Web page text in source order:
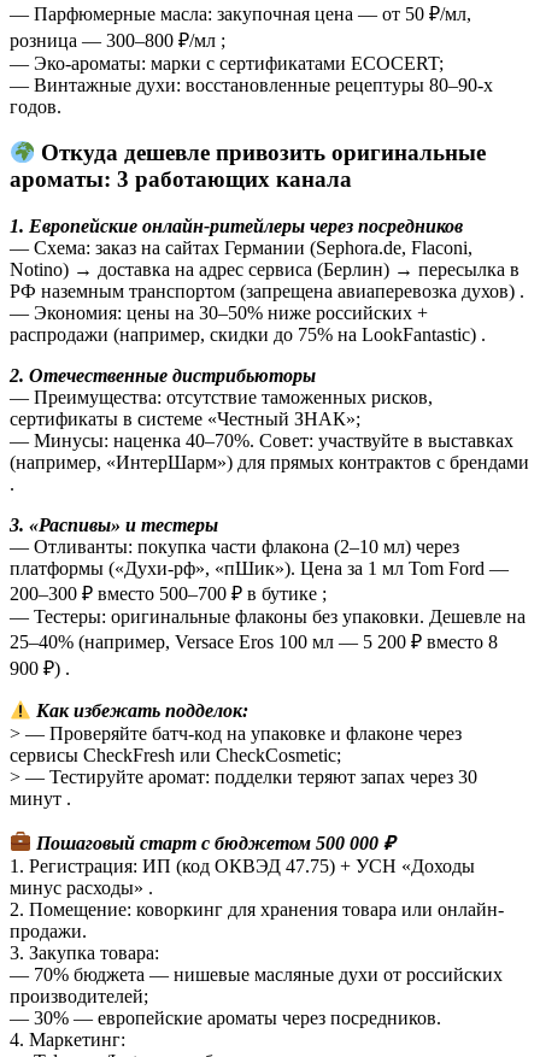
— Парфюмерные масла: закупочная цена — от 50 ₽/мл,
розница — 300–800 ₽/мл ;
— Эко-ароматы: марки с сертификатами ECOCERT;
— Винтажные духи: восстановленные рецептуры 80–90-х
годов.
Откуда дешевле привозить оригинальные
ароматы: 3 работающих канала
1. Европейские онлайн-ритейлеры через посредников
— Схема: заказ на сайтах Германии (Sephora.de, Flaconi,
Notino) → доставка на адрес сервиса (Берлин) → пересылка в
РФ наземным транспортом (запрещена авиаперевозка духов) .
— Экономия: цены на 30–50% ниже российских +
распродажи (например, скидки до 75% на LookFantastic) .
2. Отечественные дистрибьюторы
— Преимущества: отсутствие таможенных рисков,
сертификаты в системе «Честный ЗНАК»;
— Минусы: наценка 40–70%. Совет: участвуйте в выставках
(например, «ИнтерШарм») для прямых контрактов с брендами
.
3. «Распивы» и тестеры
— Отливанты: покупка части флакона (2–10 мл) через
платформы («Духи-рф», «пШик»). Цена за 1 мл Tom Ford —
200–300 ₽ вместо 500–700 ₽ в бутике ;
— Тестеры: оригинальные флаконы без упаковки. Дешевле на
25–40% (например, Versace Eros 100 мл — 5 200 ₽ вместо 8
900 ₽) .
Как избежать подделок:
> — Проверяйте батч-код на упаковке и флаконе через
сервисы CheckFresh или CheckCosmetic;
> — Тестируйте аромат: подделки теряют запах через 30
минут .
Пошаговый старт с бюджетом 500 000 ₽
1. Регистрация: ИП (код ОКВЭД 47.75) + УСН «Доходы
минус расходы» .
2. Помещение: коворкинг для хранения товара или онлайн-
продажи.
3. Закупка товара:
— 70% бюджета — нишевые масляные духи от российских
производителей;
— 30% — европейские ароматы через посредников.
4. Маркетинг: